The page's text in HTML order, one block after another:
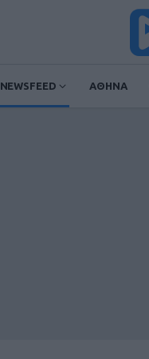
NEWSFEED ΑΘΗΝΑ